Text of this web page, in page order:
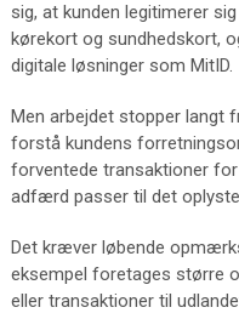
sig, at kunden legitimerer
kørekort og sundhedskort,
digitale løsninger som MitID.
Men arbejdet stopper langt
forstå kundens
forventede transaktioner
adfærd passer til det
Det kræver løbende
eksempel foretages større
eller transaktioner til